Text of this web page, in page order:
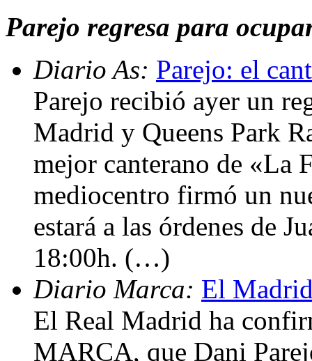
Parejo regresa para
Diario As: Parejo: el
Parejo recibió ayer un
Madrid y Queens Park
mejor canterano de «La
mediocentro firmó un
estará a las órdenes de
18:00h. (…)
Diario Marca: El
El Real Madrid ha
MARCA, que Dani